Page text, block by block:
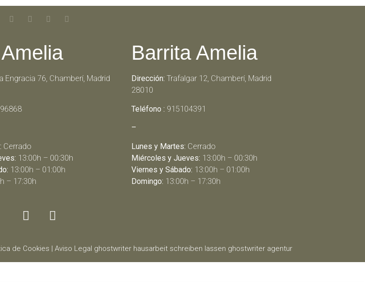
Engracia 76, Chamberí, Madrid
Cerrado
13:00h – 00:30h
13:00h – 01:00h
– 17:30h
Barrita Amelia
Dirección: Trafalgar 12, Chamberí, Madrid
28010
Teléfono : 915104391
–
Lunes y Martes: Cerrado
Miércoles y Jueves: 13:00h – 00:30h
Viernes y Sábado: 13:00h – 01:00h
Domingo: 13:00h – 17:30h
de Cookies | Aviso Legal ghostwriter hausarbeit schreiben lassen ghostwriter agentur